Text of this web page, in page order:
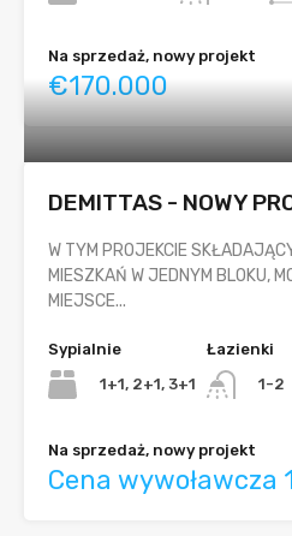
Na sprzedaż, nowy projekt
€170.000
DEMITTAS - NOWY
W TYM PROJEKCIE
MIESZKAŃ W JEDNYM BLOKU,
MIEJSCE...
Sypialnie
1+1, 2+1, 3+1
Łazienki
1-2
Na sprzedaż, nowy projekt
Cena wywoławcza